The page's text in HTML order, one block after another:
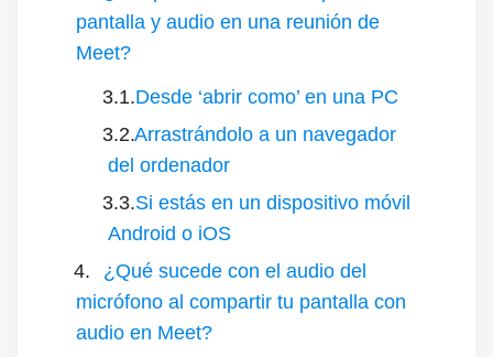
pantalla y audio en una reunión de
Meet?
Desde ‘abrir como’ en una PC
Arrastrándolo a un navegador
del ordenador
Si estás en un dispositivo móvil
Android o iOS
¿Qué sucede con el audio del
micrófono al compartir tu pantalla con
audio en Meet?